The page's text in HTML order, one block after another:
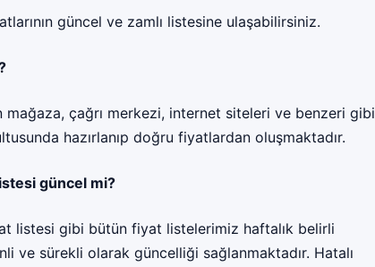
güncel ve zamlı listesine ulaşabilirsiniz.
mağaza, çağrı merkezi, internet siteleri ve benzeri gibi
hazırlanıp doğru fiyatlardan oluşmaktadır.
güncel mi?
listesi gibi bütün fiyat listelerimiz haftalık belirli
ve sürekli olarak güncelliği sağlanmaktadır. Hatalı